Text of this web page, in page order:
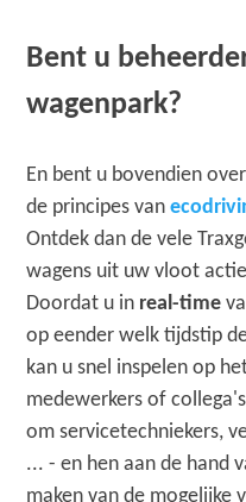
Bent u
wagenpark?
En bent u bovendien
de principes van
Ontdek dan de vele
wagens uit uw vloot
Doordat u in real-time
op eender welk tijdstip
kan u snel inspelen op
medewerkers of
om servicetechniekers,
... - en hen aan de hand
maken van de mogelijke